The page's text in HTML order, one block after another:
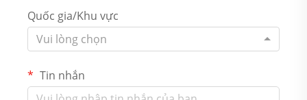
Quốc gia/Khu vực
Vui lòng chọn
Tin nhắn